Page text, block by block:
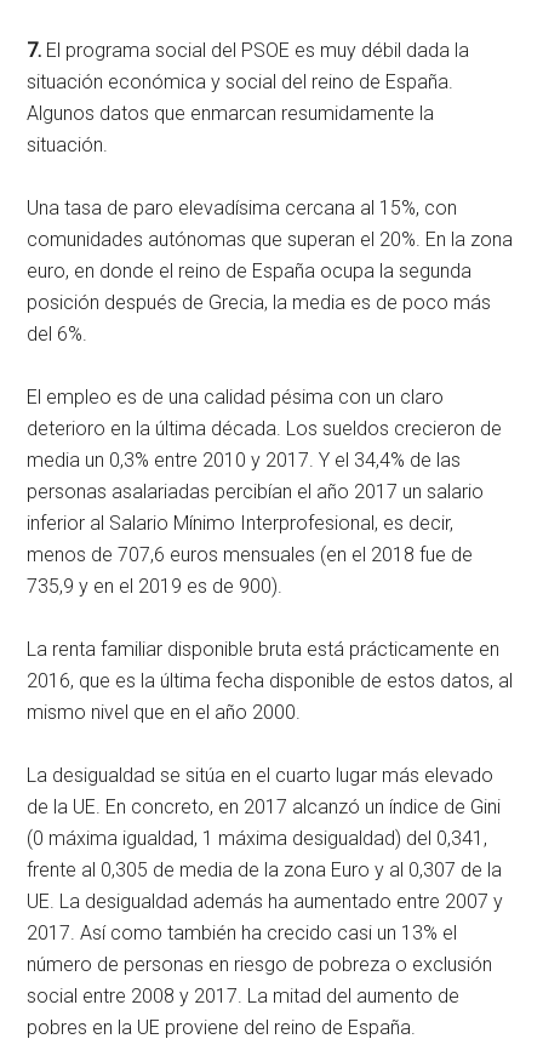
7. El programa social del PSOE es muy débil dada la
situación económica y social del reino de España.
Algunos datos que enmarcan resumidamente la
situación.
Una tasa de paro elevadísima cercana al 15%, con
comunidades autónomas que superan el 20%. En la zona
euro, en donde el reino de España ocupa la segunda
posición después de Grecia, la media es de poco más
del 6%.
El empleo es de una calidad pésima con un claro
deterioro en la última década. Los sueldos crecieron de
media un 0,3% entre 2010 y 2017. Y el 34,4% de las
personas asalariadas percibían el año 2017 un salario
inferior al Salario Mínimo Interprofesional, es decir,
menos de 707,6 euros mensuales (en el 2018 fue de
735,9 y en el 2019 es de 900).
La renta familiar disponible bruta está prácticamente en
2016, que es la última fecha disponible de estos datos, al
mismo nivel que en el año 2000.
La desigualdad se sitúa en el cuarto lugar más elevado
de la UE. En concreto, en 2017 alcanzó un índice de Gini
(0 máxima igualdad, 1 máxima desigualdad) del 0,341,
frente al 0,305 de media de la zona Euro y al 0,307 de la
UE. La desigualdad además ha aumentado entre 2007 y
2017. Así como también ha crecido casi un 13% el
número de personas en riesgo de pobreza o exclusión
social entre 2008 y 2017. La mitad del aumento de
pobres en la UE proviene del reino de España.